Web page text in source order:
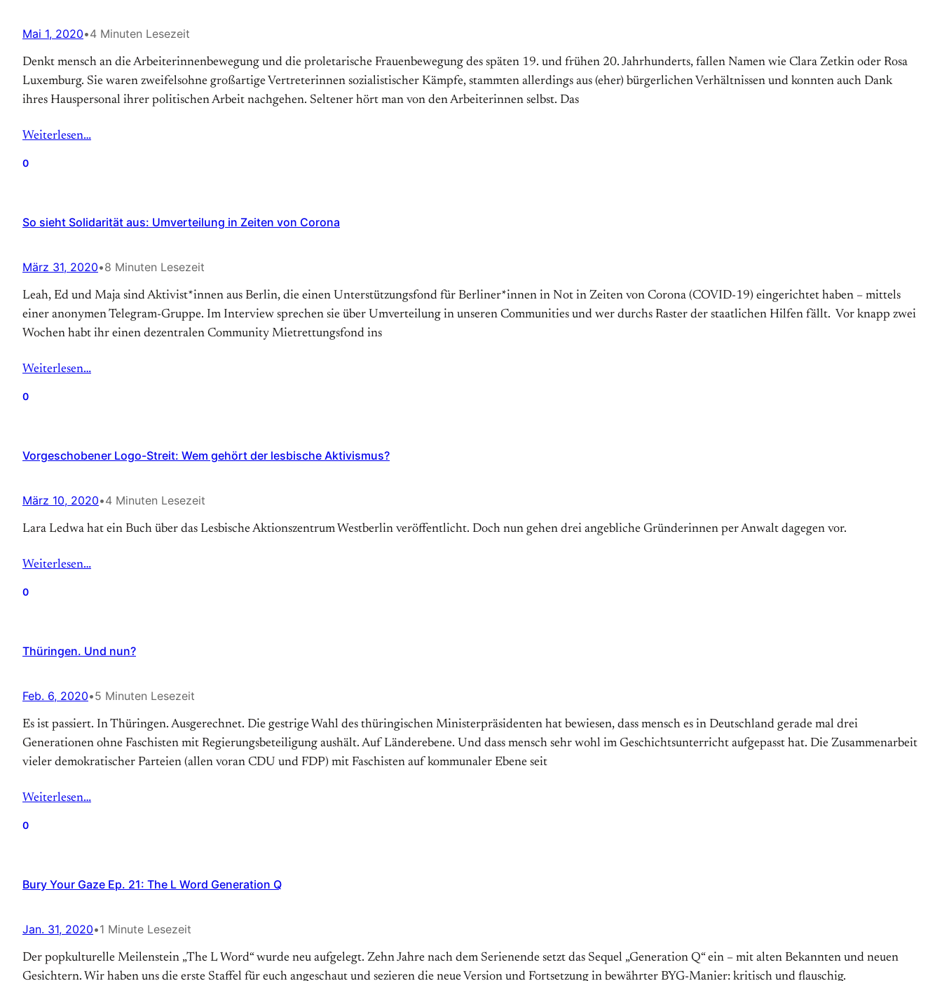
Mai 1, 2020•4 Minuten Lesezeit
Denkt mensch an die Arbeiterinnenbewegung und die proletarische Frauenbewegung des späten 19. und frühen 20. Jahrhunderts, fallen Namen wie Clara Zetkin oder Rosa
Luxemburg. Sie waren zweifelsohne großartige Vertreterinnen sozialistischer Kämpfe, stammten allerdings aus (eher) bürgerlichen Verhältnissen und konnten auch Dank
ihres Hauspersonal ihrer politischen Arbeit nachgehen. Seltener hört man von den Arbeiterinnen selbst. Das
Weiterlesen…
0
So sieht Solidarität aus: Umverteilung in Zeiten von Corona
März 31, 2020•8 Minuten Lesezeit
Leah, Ed und Maja sind Aktivist*innen aus Berlin, die einen Unterstützungsfond für Berliner*innen in Not in Zeiten von Corona (COVID-19) eingerichtet haben – mittels
einer anonymen Telegram-Gruppe. Im Interview sprechen sie über Umverteilung in unseren Communities und wer durchs Raster der staatlichen Hilfen fällt. Vor knapp zwei
Wochen habt ihr einen dezentralen Community Mietrettungsfond ins
Weiterlesen…
0
Vorgeschobener Logo-Streit: Wem gehört der lesbische Aktivismus?
März 10, 2020•4 Minuten Lesezeit
Lara Ledwa hat ein Buch über das Lesbische Aktionszentrum Westberlin veröffentlicht. Doch nun gehen drei angebliche Gründerinnen per Anwalt dagegen vor.
Weiterlesen…
0
Thüringen. Und nun?
Feb. 6, 2020•5 Minuten Lesezeit
Es ist passiert. In Thüringen. Ausgerechnet. Die gestrige Wahl des thüringischen Ministerpräsidenten hat bewiesen, dass mensch es in Deutschland gerade mal drei
Generationen ohne Faschisten mit Regierungsbeteiligung aushält. Auf Länderebene. Und dass mensch sehr wohl im Geschichtsunterricht aufgepasst hat. Die Zusammenarbeit
vieler demokratischer Parteien (allen voran CDU und FDP) mit Faschisten auf kommunaler Ebene seit
Weiterlesen…
0
Bury Your Gaze Ep. 21: The L Word Generation Q
Jan. 31, 2020•1 Minute Lesezeit
Der popkulturelle Meilenstein „The L Word“ wurde neu aufgelegt. Zehn Jahre nach dem Serienende setzt das Sequel „Generation Q“ ein – mit alten Bekannten und neuen
Gesichtern. Wir haben uns die erste Staffel für euch angeschaut und sezieren die neue Version und Fortsetzung in bewährter BYG-Manier: kritisch und flauschig.